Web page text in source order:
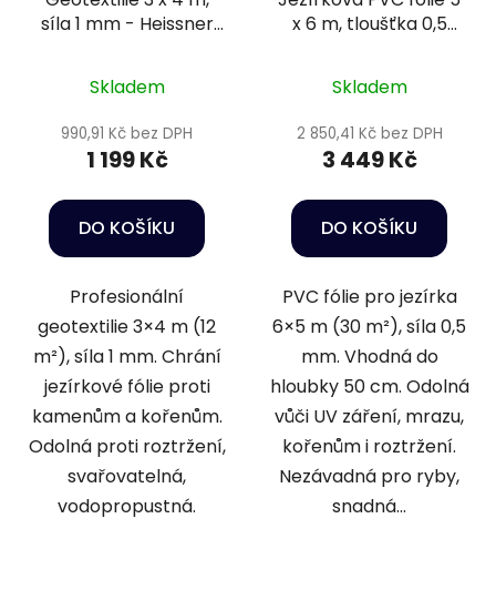
síla 1 mm - Heissner
Skladem
990,91 Kč bez DPH
1 199 Kč
DO KOŠÍKU
Profesionální
geotextilie 3×4 m (12
m²), síla 1 mm. Chrání
jezírkové fólie proti
kamenům a kořenům.
Odolná proti roztržení,
svařovatelná,
vodopropustná.
x 6 m, tloušťka 0,5
Skladem
2 850,41 Kč bez DPH
3 449 Kč
DO KOŠÍKU
PVC fólie pro jezírka
6×5 m (30 m²), síla 0,5
mm. Vhodná do
hloubky 50 cm. Odolná
vůči UV záření, mrazu,
kořenům i roztržení.
Nezávadná pro ryby,
snadná...